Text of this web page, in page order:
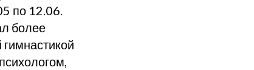
по 12.06.
более